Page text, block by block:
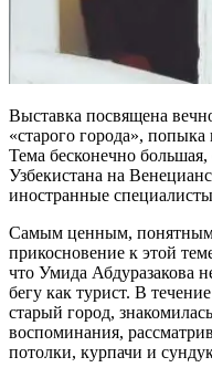
Выставка посвящена
«старого города»,
Тема бесконечно
Узбекистана на
иностранные
Самым ценным, понятным
прикосновение к этой
что Умида Абдуразакова
бегу как турист. В
старый город,
воспоминания,
потолки, курпачи и